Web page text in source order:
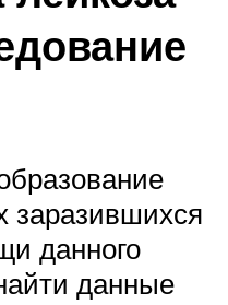
заразившихся
данного
данные